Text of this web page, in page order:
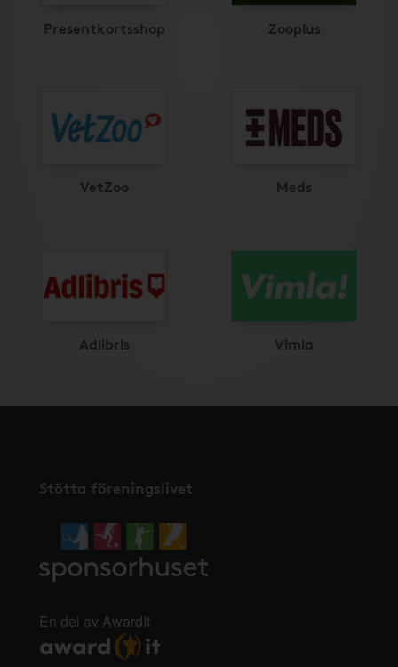
Presentkortsshop Zooplus
VetZoo Meds
Adlibris Vimla
Stötta föreningslivet
En del av AwardIt